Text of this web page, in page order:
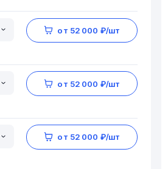
от 52 000 ₽/шт
от 52 000 ₽/шт
от 52 000 ₽/шт